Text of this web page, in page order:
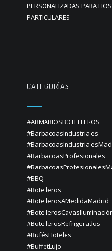
PERSONALIZADAS PARA
PARTICULARES
CATEGORÍAS
#ARMARIOSBOTELLEROS
#BarbacoasIndustriales
#BarbacoasProfesionales
#BBQ
#Botelleros
#BotellerosAMedidaMadrid
#BotellerosRefrigerados
#BufésHoteles
#BuffetLujo